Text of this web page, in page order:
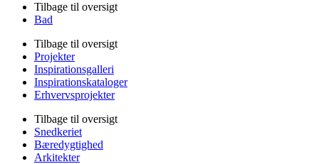
Tilbage til oversigt
Bad
Tilbage til oversigt
Projekter
Inspirationsgalleri
Inspirationskataloger
Erhvervsprojekter
Tilbage til oversigt
Snedkeriet
Bæredygtighed
Arkitekter